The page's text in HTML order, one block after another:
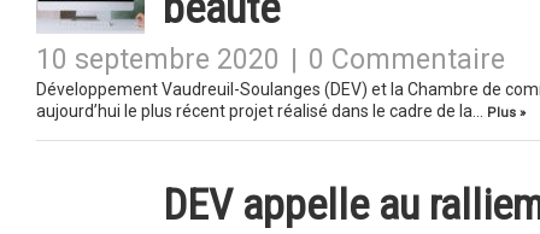
10 septembre 2020 0 Commentaire
Développement Vaudreuil-Soulanges (DEV) et la Chambre de
aujourd’hui le plus récent projet réalisé dans le cadre de la…
Plus »
DEV appelle au